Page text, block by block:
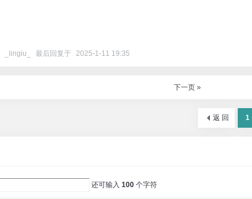
_lingiu_ 最后回复于 2025-1-11 19:35
下一页 »
1
返 回
还可输入 100 个字符